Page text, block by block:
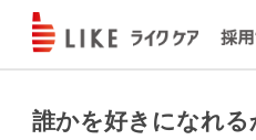
誰かを好きになれる